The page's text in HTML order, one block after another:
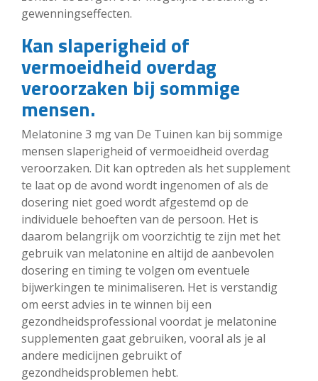
gewenningseffecten.
Kan slaperigheid of
vermoeidheid overdag
veroorzaken bij sommige
mensen.
Melatonine 3 mg van De Tuinen kan bij sommige
mensen slaperigheid of vermoeidheid overdag
veroorzaken. Dit kan optreden als het supplement
te laat op de avond wordt ingenomen of als de
dosering niet goed wordt afgestemd op de
individuele behoeften van de persoon. Het is
daarom belangrijk om voorzichtig te zijn met het
gebruik van melatonine en altijd de aanbevolen
dosering en timing te volgen om eventuele
bijwerkingen te minimaliseren. Het is verstandig
om eerst advies in te winnen bij een
gezondheidsprofessional voordat je melatonine
supplementen gaat gebruiken, vooral als je al
andere medicijnen gebruikt of
gezondheidsproblemen hebt.